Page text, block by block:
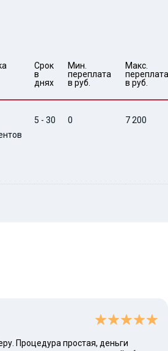
Срок
в
днях
Мин.
переплата
в руб.
Макс.
переплата
в руб.
5 - 30 0 7 200
Процедура простая, деньги